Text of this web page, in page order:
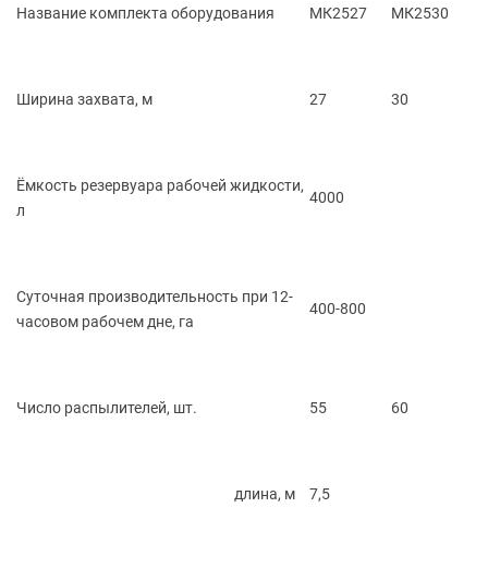
Название комплекта оборудования МК2527 МК2530
Ширина захвата, м 27 30
Ёмкость резервуара рабочей жидкости,
л
4000
Суточная производительность при 12-
часовом рабочем дне, га
400-800
Число распылителей, шт. 55 60
длина, м 7,5